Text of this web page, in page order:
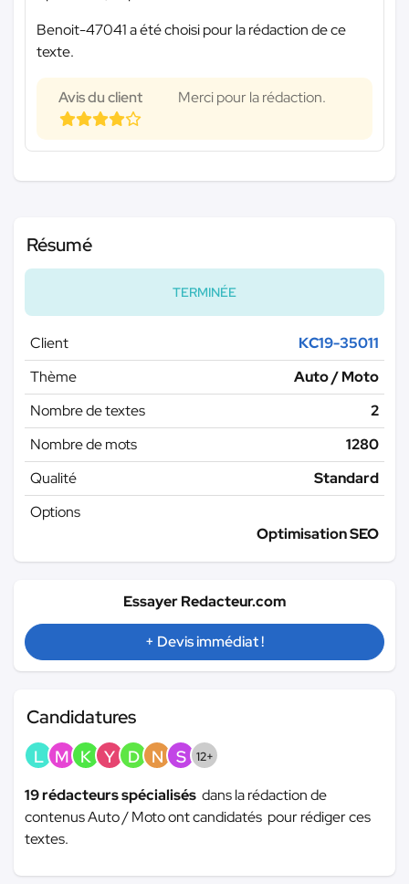
Benoit-47041 a été choisi pour la rédaction de ce
texte.
Avis du client Merci pour la rédaction.
Résumé
TERMINÉE
Client
KC19-35011
Thème
Auto / Moto
Nombre de textes
2
Nombre de mots
1280
Qualité
Standard
Options
Optimisation SEO
Essayer Redacteur.com
+ Devis immédiat !
Candidatures
L M K Y D N S 12+
19 rédacteurs spécialisés dans la rédaction de
contenus Auto / Moto ont candidatés pour rédiger ces
textes.